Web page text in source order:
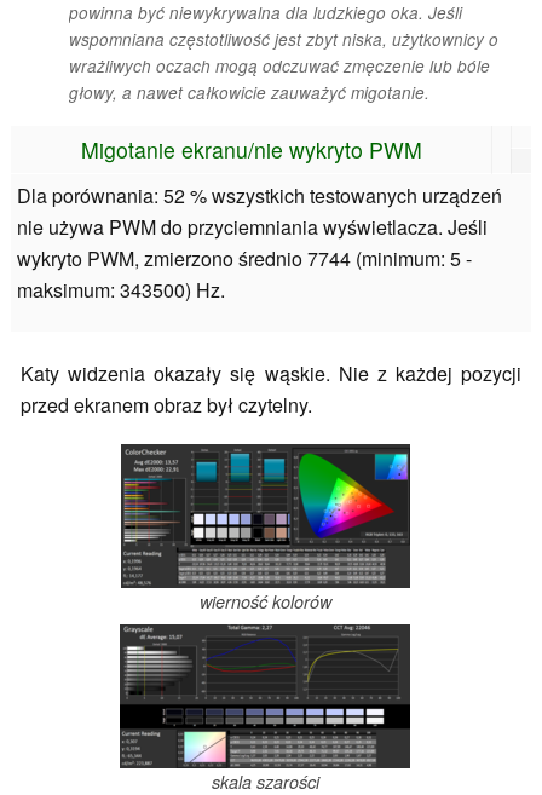
powinna być niewykrywalna dla ludzkiego oka. Jeśli
wspomniana częstotliwość jest zbyt niska, użytkownicy o
wrażliwych oczach mogą odczuwać zmęczenie lub bóle
głowy, a nawet całkowicie zauważyć migotanie.
Migotanie ekranu/nie wykryto PWM
Dla porównania: 52 % wszystkich testowanych urządzeń
nie używa PWM do przyciemniania wyświetlacza. Jeśli
wykryto PWM, zmierzono średnio 7744 (minimum: 5 -
maksimum: 343500) Hz.
Katy widzenia okazały się wąskie. Nie z każdej pozycji
przed ekranem obraz był czytelny.
wierność kolorów
skala szarości